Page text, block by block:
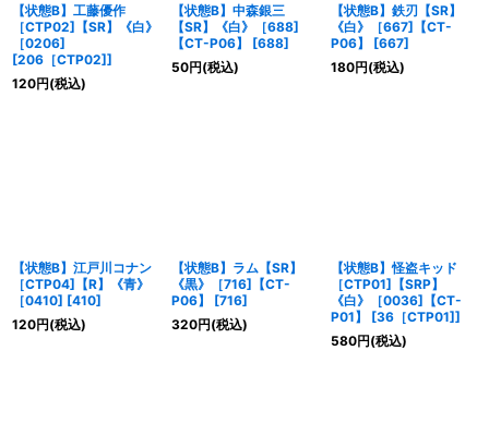
【状態B】工藤優作
［CTP02]【SR】《白》
［0206]
[206［CTP02]]
120円(税込)
【状態B】中森銀三
【SR】《白》［688]
【CT-P06】
[688]
50円(税込)
【状態B】鉄刃【SR】
《白》［667]【CT-
P06】
[667]
180円(税込)
【状態B】江戸川コナン
［CTP04]【R】《青》
［0410] [410]
120円(税込)
【状態B】ラム【SR】
《黒》［716]【CT-
P06】
[716]
320円(税込)
【状態B】怪盗キッド
［CTP01]【SRP】
《白》［0036]【CT-
P01】
[36［CTP01]]
580円(税込)